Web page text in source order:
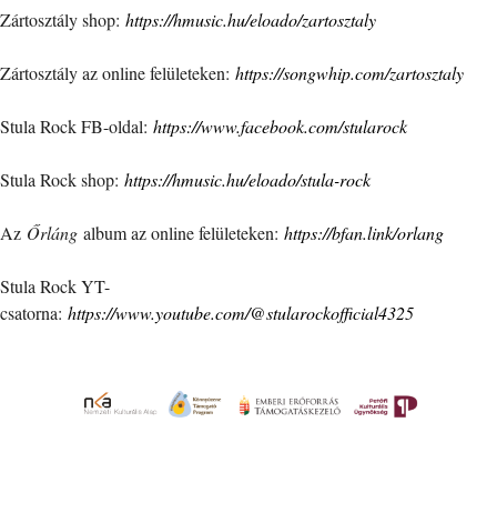
Zártosztály shop: https://hmusic.hu/eloado/zartosztaly
Zártosztály az online felületeken: https://songwhip.com/zartosztaly
Stula Rock FB-oldal: https://www.facebook.com/stularock
Stula Rock shop: https://hmusic.hu/eloado/stula-rock
Az Őrláng album az online felületeken: https://bfan.link/orlang
Stula Rock YT-
csatorna: https://www.youtube.com/@stularockofficial4325